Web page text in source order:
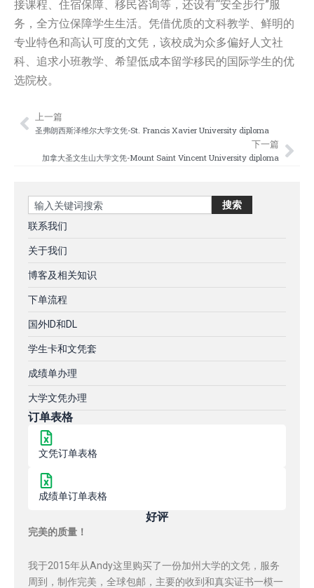
接课程、住宿保障、移民咨询等，还设有“安全步行”服
务，全方位保障学生生活。凭借优质的文科教学、鲜明的
专业特色和高认可度的文凭，该校成为众多偏好人文社
科、追求小班教学、希望低成本留学移民的国际学生的优
选院校。
Prev
上一篇
圣弗朗西斯泽维尔大学文凭-St. Francis Xavier University diploma
下一篇
加拿大圣文生山大学文凭-Mount Saint Vincent University diploma
Search 搜索
联系我们
关于我们
博客及相关知识
下单流程
国外ID和DL
学生卡和文凭套
成绩单办理
大学文凭办理
订单表格
文凭订单表格
成绩单订单表格
好评
完美的质量！
我于2015年从Andy这里购买了一份加州大学的文凭，服务
周到，制作完美，全球包邮，主要的收到和真实证书一模一